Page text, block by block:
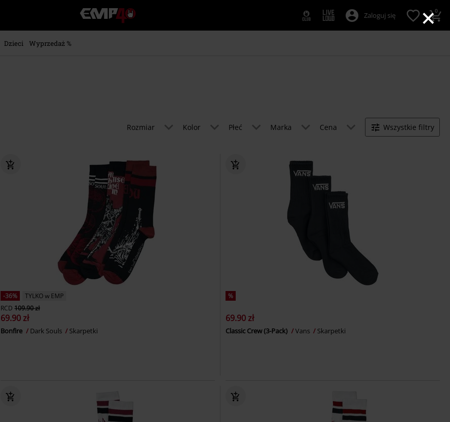
×
EMP
-
Merch
Alternatywna.
Zaloguj się 0
Dzieci Wyprzedaż %
Rozmiar Kolor Płeć Marka Cena Wszystkie filtry
-36%
TYLKO w EMP
RCD 109.90 zł
69.90 zł
Bonfire Dark Souls Skarpetki
%
69.90 zł
Classic Crew (3-Pack) Vans Skarpetki